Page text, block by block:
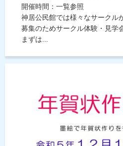
開催時間：一覧参照
神居公民館では様々なサークル
募集のためサークル体験・見学
まずは...